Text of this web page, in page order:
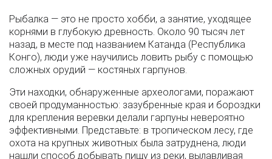
Рыбалка — это не просто хобби, а занятие, уходящее
корнями в глубокую древность. Около 90 тысяч лет
назад, в месте под названием Катанда (Республика
Конго), люди уже научились ловить рыбу с помощью
сложных орудий — костяных гарпунов.
Эти находки, обнаруженные археологами, поражают
своей продуманностью: зазубренные края и бороздки
для крепления веревки делали гарпуны невероятно
эффективными. Представьте: в тропическом лесу, где
охота на крупных животных была затруднена, люди
нашли способ добывать пищу из реки, вылавливая